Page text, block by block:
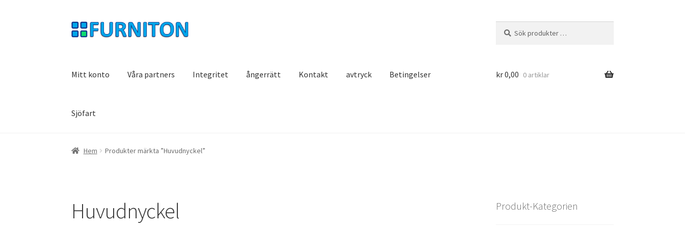
Hoppa
till
Hoppa
till
efter:
Mitt konto Våra partners Integritet ångerrätt Kontakt avtryck Betingelser
Sjöfart
kr0,00 0 artiklar
Hem Produkter märkta ”Huvudnyckel”
Huvudnyckel Produkt-Kategorien